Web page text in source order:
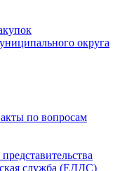
округа
по вопросам
служба (ЕДДС)